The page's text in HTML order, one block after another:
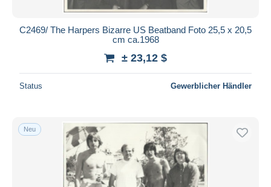
C2469/ The Harpers Bizarre US Beatband Foto 25,5 x 20,5
cm ca.1968
± 23,12 $
Status Gewerblicher Händler
Neu